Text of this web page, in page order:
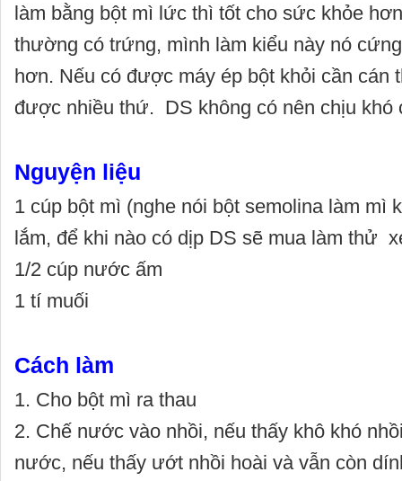
làm bằng bột mì lức thì tốt cho sức khỏe
thường có trứng, mình làm kiểu này nó
hơn. Nếu có được máy ép bột khỏi cần cán
được nhiều thứ. DS không có nên chịu khó
Nguyện liệu
1 cúp bột mì (nghe nói bột semolina làm mì
lắm, để khi nào có dịp DS sẽ mua làm thử
1/2 cúp nước ấm
1 tí muối
Cách làm
1. Cho bột mì ra thau
2. Chế nước vào nhồi, nếu thấy khô khó
nước, nếu thấy ướt nhồi hoài và vẫn còn